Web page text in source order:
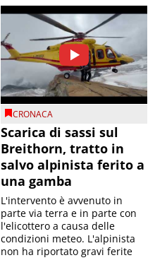
CRONACA
Scarica di sassi sul
Breithorn, tratto in
salvo alpinista ferito a
una gamba
L'intervento è avvenuto in
parte via terra e in parte con
l'elicottero a causa delle
condizioni meteo. L'alpinista
non ha riportato gravi ferite